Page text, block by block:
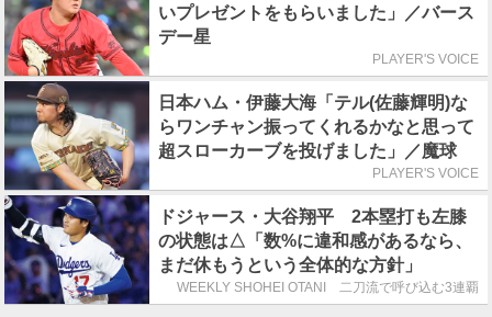
いプレゼントをもらいました」／バース
デー星
PLAYER'S VOICE
日本ハム・伊藤大海「テル(佐藤輝明)な
らワンチャン振ってくれるかなと思って
超スローカーブを投げました」／魔球
PLAYER'S VOICE
ドジャース・大谷翔平 2本塁打も左膝
の状態は△「数%に違和感があるなら、
まだ休もうという全体的な方針」
WEEKLY SHOHEI OTANI 二刀流で呼び込む3連覇